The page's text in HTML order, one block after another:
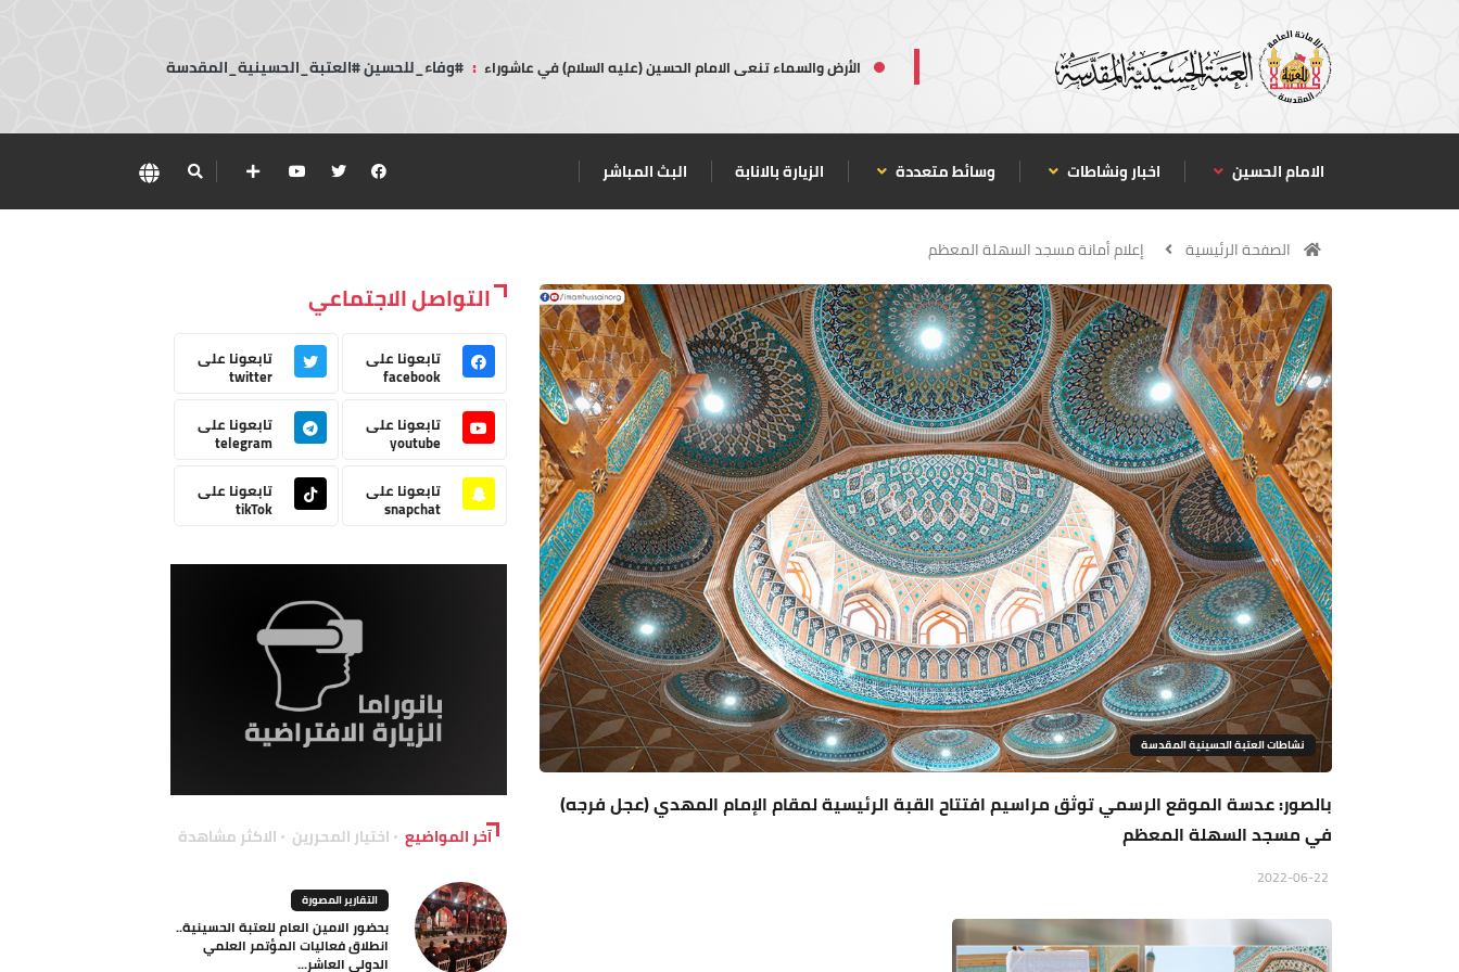
الأرض والسماء تنعى الامام الحسين (عليه السلام) في عاشوراء : #وفاء_للحسين #العتبة_الحسينية_المقدسة
الامام الحسين اخبار ونشاطات وسائط متعددة الزيارة بالانابة البث المباشر
الصفحة الرئيسية إعلام أمانة مسجد السهلة المعظم
نشاطات العتبة الحسينية المقدسة
بالصور: عدسة الموقع الرسمي توثق مراسيم افتتاح القبة الرئيسية لمقام الإمام المهدي (عجل فرجه)
في مسجد السهلة المعظم
التواصل الاجتماعي
تابعونا على
facebook
تابعونا على
twitter
تابعونا على
youtube
تابعونا على
telegram
تابعونا على
snapchat
تابعونا على
tikTok
آخر المواضيع اختيار المحررين الاكثر مشاهدة
التقارير المصورة
بحضور الامين العام للعتبة الحسينية..
انطلاق فعاليات المؤتمر العلمي
الدولي العاشر...